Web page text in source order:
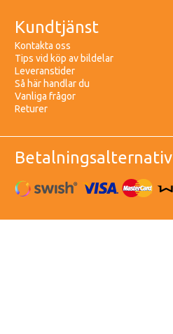
Kundtjänst
Kontakta oss
Tips vid köp av bildelar
Leveranstider
Så här handlar du
Vanliga frågor
Returer
Betalningsalternativ